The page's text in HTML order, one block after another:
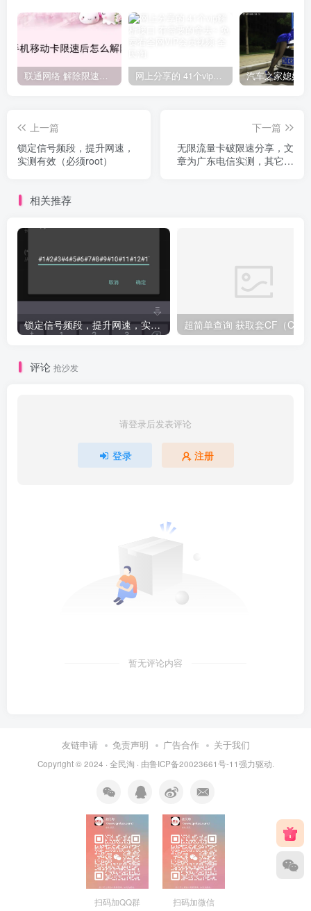
联通网络 解除限速方法参考！畅享、畅玩、老白干等及其它地区自测了 网上分享的 41个vip解析接口 有需要的拿去~ 免费看全网VIP会员视频
上一篇
锁定信号频段，提升网速，
实测有效（必须root）
下一篇
无限流量卡破限速分享，文
章为广东电信实测，其它省
相关推荐
锁定信号频段，提升网速，实测有效（必须root）
评论 抢沙发
请登录后发表评论
登录 注册
暂无评论内容
友链申请 免责声明 广告合作 关于我们
Copyright © 2024 · 全民淘 · 由鲁ICP备20023661号-11强力驱动.
扫码加QQ群 扫码加微信